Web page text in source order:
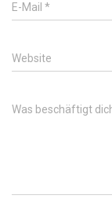
E-Mail *
Website
Was beschäftigt